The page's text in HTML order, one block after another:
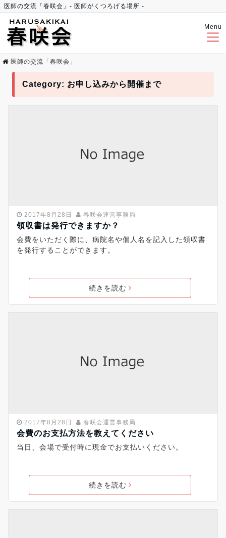
医師の交流「春咲会」- 医師がくつろげる場所 -
Menu
医師の交流「春咲会」
Category: お申し込みから開催まで
2017年8月28日 春咲会運営事務局
領収書は発行できますか？
会費をいただく際に、病院名や個人名を記入した領収書
を発行することができます。
続きを読む
2017年8月28日 春咲会運営事務局
会費のお支払方法を教えてください
当日、会場で受付時に現金でお支払いください。
続きを読む